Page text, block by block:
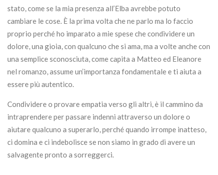
stato, come se la mia presenza all’Elba avrebbe potuto
cambiare le cose. È la prima volta che ne parlo ma lo faccio
proprio perché ho imparato a mie spese che condividere un
dolore, una gioia, con qualcuno che si ama, ma a volte anche con
una semplice sconosciuta, come capita a Matteo ed Eleanore
nel romanzo, assume un’importanza fondamentale e ti aiuta a
essere più autentico.
Condividere o provare empatia verso gli altri, è il cammino da
intraprendere per passare indenni attraverso un dolore o
aiutare qualcuno a superarlo, perché quando irrompe inatteso,
ci domina e ci indebolisce se non siamo in grado di avere un
salvagente pronto a sorreggerci.